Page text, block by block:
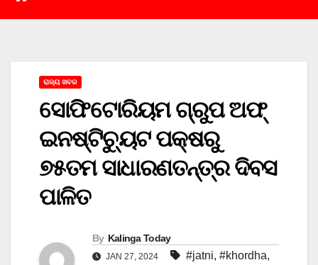
ରାଜ୍ୟ ଖବର
ସୋଫିଟୋରିୟମ ଗ୍ରୁପ ଅଫ୍
ଇନଷ୍ଟିଚ୍ୟୁଟ ପକ୍ଷରୁ
୭୫ତମ ସାଧାରଣତନ୍ତ୍ର ଦିବସ
ପାଳିତ
By Kalinga Today
JAN 27, 2024 #jatni, #khordha,